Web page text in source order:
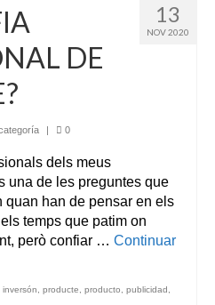
13
NOV 2020
DE
0
dels meus
una de les preguntes que
quan han de pensar en els
temps que patim on
però confiar … Continuar
inversón, producte, producto, publicidad,